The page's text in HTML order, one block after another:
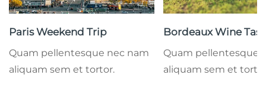
Paris Weekend Trip
Quam pellentesque nec nam
aliquam sem et tortor.
Bordeaux Wine
Quam pellentesque
aliquam sem et